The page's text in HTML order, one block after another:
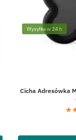
Wysyłka w 24 h
Cicha Adresówka